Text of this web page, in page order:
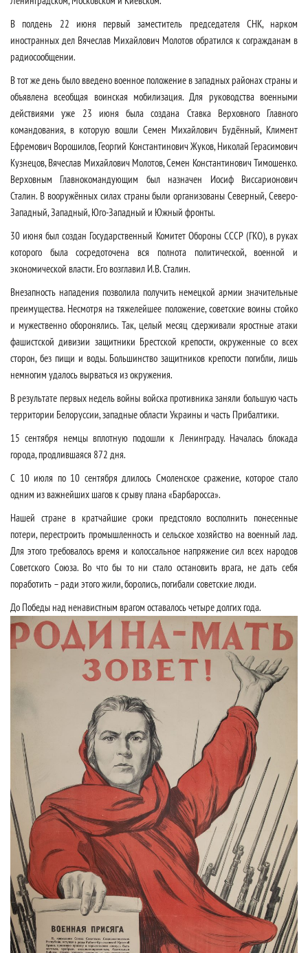
В полдень 22 июня первый заместитель председателя СНК, нарком
иностранных дел Вячеслав Михайлович Молотов обратился к согражданам в
радиосообщении.
В тот же день было введено военное положение в западных районах страны и
объявлена всеобщая воинская мобилизация. Для руководства военными
действиями уже 23 июня была создана Ставка Верховного Главного
командования, в которую вошли Семен Михайлович Будённый, Климент
Ефремович Ворошилов, Георгий Константинович Жуков, Николай Герасимович
Кузнецов, Вячеслав Михайлович Молотов, Семен Константинович Тимошенко.
Верховным Главнокомандующим был назначен Иосиф Виссарионович
Сталин. В вооружённых силах страны были организованы Северный, Северо-
Западный, Западный, Юго-Западный и Южный фронты.
30 июня был создан Государственный Комитет Обороны СССР (ГКО), в руках
которого была сосредоточена вся полнота политической, военной и
экономической власти. Его возглавил И.В. Сталин.
Внезапность нападения позволила получить немецкой армии значительные
преимущества. Несмотря на тяжелейшее положение, советские воины стойко
и мужественно оборонялись. Так, целый месяц сдерживали яростные атаки
фашистской дивизии защитники Брестской крепости, окруженные со всех
сторон, без пищи и воды. Большинство защитников крепости погибли, лишь
немногим удалось вырваться из окружения.
В результате первых недель войны войска противника заняли большую часть
территории Белоруссии, западные области Украины и часть Прибалтики.
15 сентября немцы вплотную подошли к Ленинграду. Началась блокада
города, продлившаяся 872 дня.
С 10 июля по 10 сентября длилось Смоленское сражение, которое стало
одним из важнейших шагов к срыву плана «Барбаросса».
Нашей стране в кратчайшие сроки предстояло восполнить понесенные
потери, перестроить промышленность и сельское хозяйство на военный лад.
Для этого требовалось время и колоссальное напряжение сил всех народов
Советского Союза. Во что бы то ни стало остановить врага, не дать себя
поработить – ради этого жили, боролись, погибали советские люди.
До Победы над ненавистным врагом оставалось четыре долгих года.